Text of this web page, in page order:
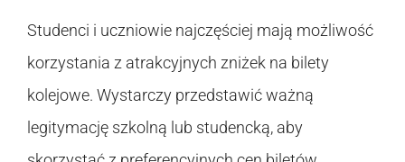
Studenci i uczniowie najczęściej mają możliwość
korzystania z atrakcyjnych zniżek na bilety
kolejowe. Wystarczy przedstawić ważną
legitymację szkolną lub studencką, aby